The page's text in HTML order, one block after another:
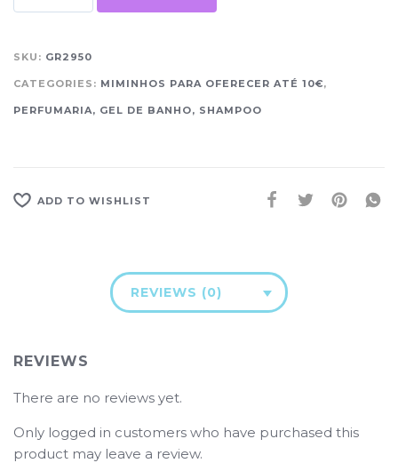
SKU: GR2950
CATEGORIES: MIMINHOS PARA OFERECER ATÉ 10€,
PERFUMARIA, GEL DE BANHO, SHAMPOO
ADD TO WISHLIST
REVIEWS (0)
REVIEWS
There are no reviews yet.
Only logged in customers who have purchased this
product may leave a review.